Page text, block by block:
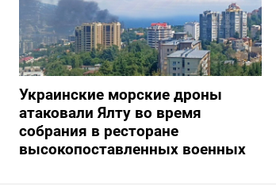
Украинские морские дроны
атаковали Ялту во время
собрания в ресторане
высокопоставленных военных